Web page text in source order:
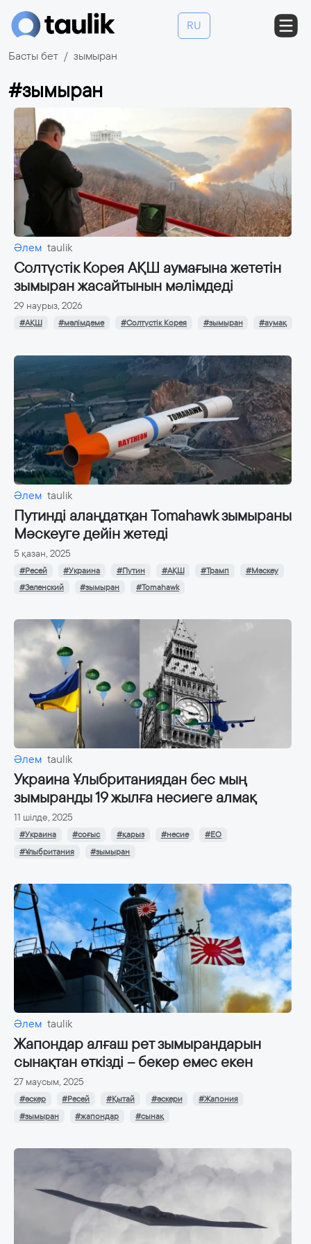
RU
Басты бет зымыран
#зымыран
Әлем taulik
Солтүстік Корея АҚШ аумағына жететін
зымыран жасайтынын мәлімдеді
29 наурыз, 2026
#АҚШ #мәлімдеме #Солтүстік Корея #зымыран #аумақ
Әлем taulik
Путинді алаңдатқан Tomahawk зымыраны
Мәскеуге дейін жетеді
5 қазан, 2025
#Ресей #Украина #Путин #АҚШ #Трамп
#Мәскеу
#Зеленский
#зымыран #Tomahawk
Әлем taulik
Украина Ұлыбританиядан бес мың
зымыранды 19 жылға несиеге алмақ
11 шілде, 2025
#Украина #соғыс #қарыз #несие
#ЕО
#Ұлыбритания
#зымыран
Әлем taulik
Жапондар алғаш рет зымырандарын
сынақтан өткізді – бекер емес екен
27 маусым, 2025
#әскер #Ресей #Қытай #әскери
#Жапония
#зымыран
#жапондар #сынақ